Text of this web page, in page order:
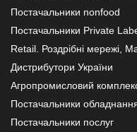
Постачальники nonfood
Постачальники Private
Retail. Роздрібні мережі,
Дистрибутори України
Агропромисловий
Постачальники
Постачальники послуг